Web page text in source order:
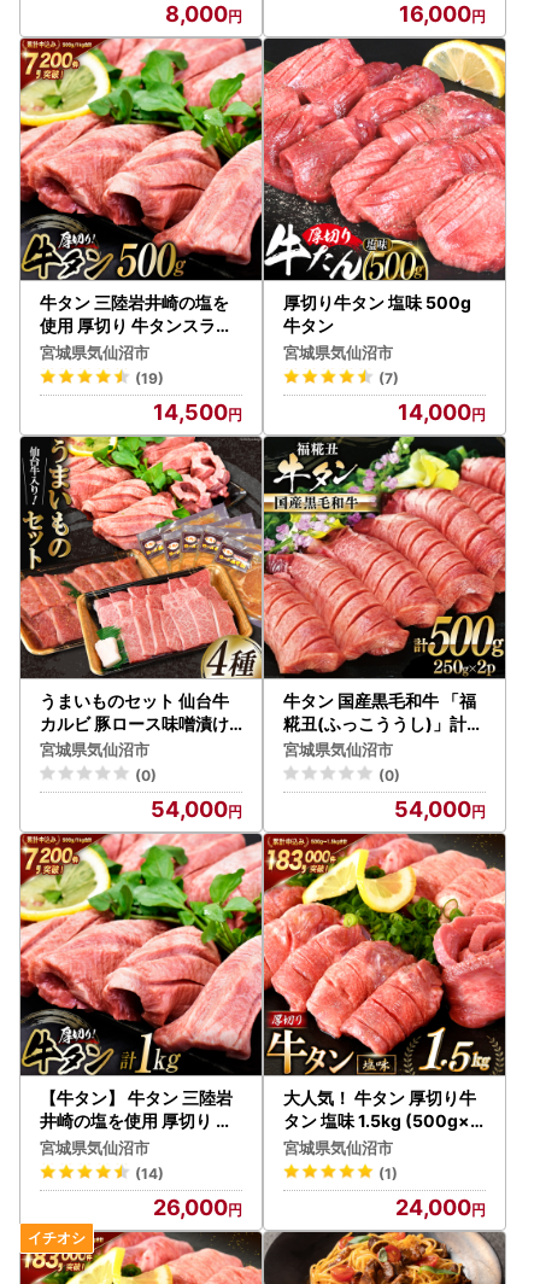
8,000 16,000
牛タン 三陸岩井崎の塩を
使用 厚切り 牛タンスライ
ス 500g
宮城県気仙沼市
(19)
14,500
厚切り牛タン 塩味 500g
牛タン
宮城県気仙沼市
(7)
14,000
うまいものセット 仙台牛
カルビ 豚ロース味噌漬け
厚切り牛タン
宮城県気仙沼市
(0)
54,000
牛タン 国産黒毛和牛 「福
糀丑(ふっこううし)」計5
00g(250g×2p)
宮城県気仙沼市
(0)
54,000
【牛タン】 牛タン 三陸岩
井崎の塩を使用 厚切り 牛
タンスライス 1kg (500g×
2P)
宮城県気仙沼市
(14)
26,000
大人気！ 牛タン 厚切り牛
タン 塩味 1.5kg (500g×3
)
宮城県気仙沼市
(1)
24,000